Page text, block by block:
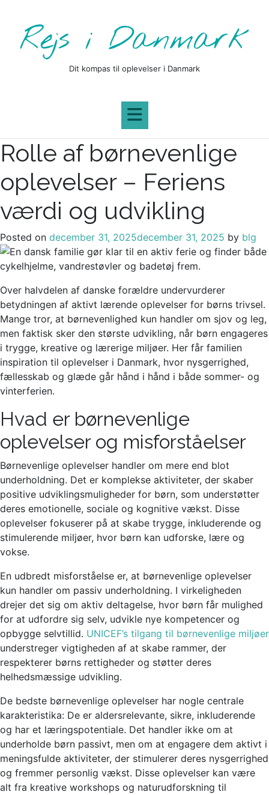
contentRejs i Danmark
Dit kompas til oplevelser i Danmark
Rolle af børnevenlige
oplevelser – Feriens
værdi og udvikling
Posted on december 31, 2025december 31, 2025 by blg
Over halvdelen af danske forældre undervurderer
betydningen af aktivt lærende oplevelser for børns trivsel.
Mange tror, at børnevenlighed kun handler om sjov og leg,
men faktisk sker den største udvikling, når børn engageres
i trygge, kreative og lærerige miljøer. Her får familien
inspiration til oplevelser i Danmark, hvor nysgerrighed,
fællesskab og glæde går hånd i hånd i både sommer- og
vinterferien.
Hvad er børnevenlige
oplevelser og misforståelser
Børnevenlige oplevelser handler om mere end blot
underholdning. Det er komplekse aktiviteter, der skaber
positive udviklingsmuligheder for børn, som understøtter
deres emotionelle, sociale og kognitive vækst. Disse
oplevelser fokuserer på at skabe trygge, inkluderende og
stimulerende miljøer, hvor børn kan udforske, lære og
vokse.
En udbredt misforståelse er, at børnevenlige oplevelser
kun handler om passiv underholdning. I virkeligheden
drejer det sig om aktiv deltagelse, hvor børn får mulighed
for at udfordre sig selv, udvikle nye kompetencer og
opbygge selvtillid. UNICEF’s tilgang til børnevenlige miljøer
understreger vigtigheden af at skabe rammer, der
respekterer børns rettigheder og støtter deres
helhedsmæssige udvikling.
De bedste børnevenlige oplevelser har nogle centrale
karakteristika: De er aldersrelevante, sikre, inkluderende
og har et læringspotentiale. Det handler ikke om at
underholde børn passivt, men om at engagere dem aktivt i
meningsfulde aktiviteter, der stimulerer deres nysgerrighed
og fremmer personlig vækst. Disse oplevelser kan være
alt fra kreative workshops og naturudforskning til